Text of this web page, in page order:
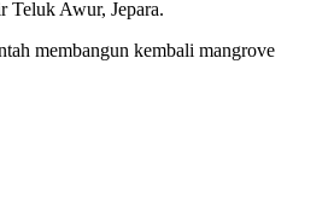
Teluk Awur, Jepara.
membangun kembali mangrove